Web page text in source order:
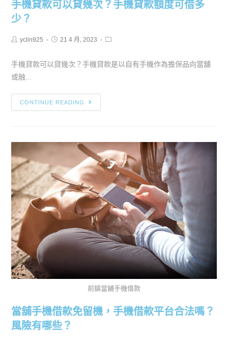
手機貸款可以貸幾次？手機貸款額度可借多
少？
yclin925 21 4 月, 2023
手機貸款可以貸幾次？手機貸款是以自有手機作為擔保品向當舖
或融...
CONTINUE READING
前鎮當舖手機借款
當舖手機借款免留機，手機借款平台合法嗎？
風險有哪些？